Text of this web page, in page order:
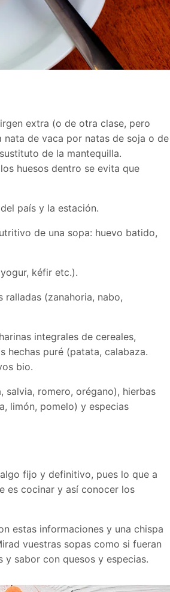
extra (o de otra clase, pero
de vaca por natas de soja o de
de la mantequilla.
huesos dentro se evita que
país y la estación.
de una sopa: huevo batido,
kéfir etc.).
ralladas (zanahoria, nabo,
integrales de cereales,
hechas puré (patata, calabaza.
bio.
salvia, romero, orégano), hierbas
limón, pomelo) y especias
fijo y definitivo, pues lo que a
es cocinar y así conocer los
estas informaciones y una chispa
vuestras sopas como si fueran
sabor con quesos y especias.